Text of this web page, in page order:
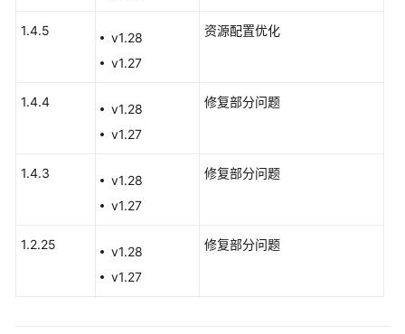
实
参
1.4.5
v1.28
v1.27
资源配置优化
1.4.4
v1.28
v1.27
修复部分问题
1.4.3
v1.28
v1.27
修复部分问题
1.2.25
v1.28
v1.27
修复部分问题